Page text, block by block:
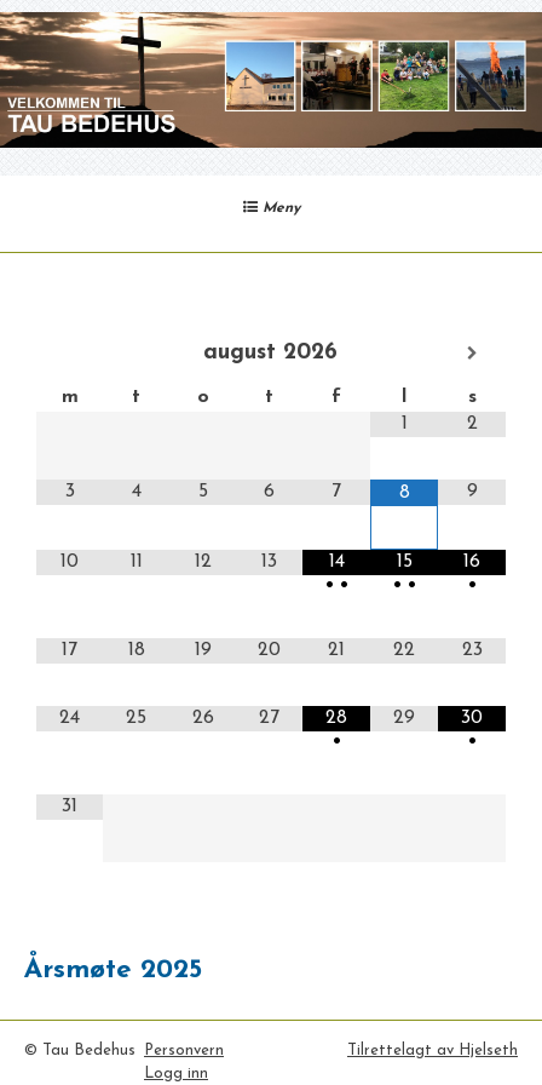
Gå
til
innhold
Meny
august 2026
m t o t f
s
1
2
3 4 5 6 7 8 9
10 11 12 13
14
• •
15
• •
16
•
17 18 19 20 21 22 23
24 25 26 27
28
•
29
30
•
31
Årsmøte 2025
© Tau Bedehus
Personvern
Logg inn
Tilrettelagt av Hjelseth